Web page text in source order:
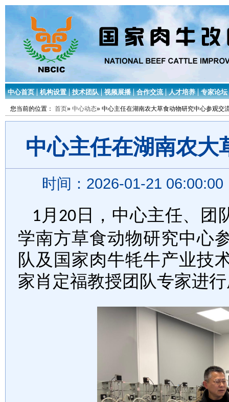
中心首页 机构设置 技术团队 视频展播 合作交流 人才培养 专家论坛
您当前的位置： 首页» 中心动态» 中心主任在湖南农大草食动物研究中心参观交
中心主任在湖南农大
时间：2026-01-21
1 月 20 日，中心主任、团
学南方草食动物研究中心
队及国家肉牛牦牛产业技
家肖定福教授团队专家进